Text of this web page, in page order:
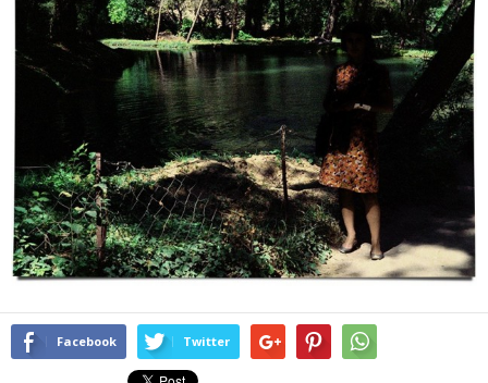
Facebook Twitter